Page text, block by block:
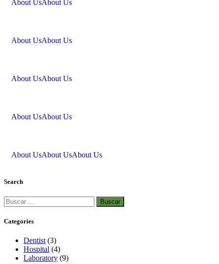
About UsAbout Us
About UsAbout Us
About UsAbout Us
About UsAbout Us
About UsAbout UsAbout Us
Search
Categories
Dentist (3)
Hospital (4)
Laboratory (9)